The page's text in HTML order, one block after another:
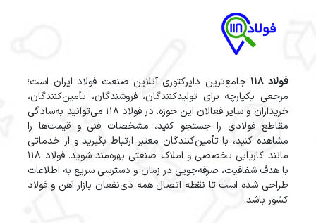
فولاد 118
جامع‌ترین دایرکتوری آنلاین صنعت فولاد ایران است؛
مرجعی یکپارچه برای تولیدکنندگان، فروشندگان، تأمین‌کنندگان،
خریداران و سایر فعالان این حوزه. در فولاد 118 می‌توانید به‌سادگی
مقاطع فولادی را جستجو کنید، مشخصات فنی و قیمت‌ها را
مشاهده کنید، با تأمین‌کنندگان معتبر ارتباط بگیرید و از خدماتی
مانند کاریابی تخصصی و املاک صنعتی بهره‌مند شوید. فولاد 118
با هدف شفافیت، صرفه‌جویی در زمان و دسترسی سریع به اطلاعات
طراحی شده است تا نقطه اتصال همه ذی‌نفعان بازار آهن و فولاد
کشور باشد.